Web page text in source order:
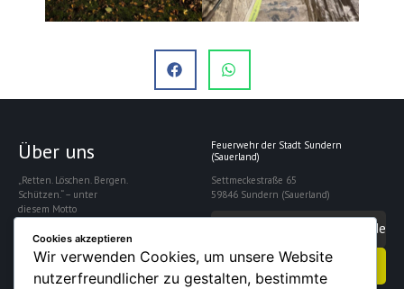
Über uns
„Retten. Löschen. Bergen.
Schützen.“ – unter
diesem Motto
Freiwillige Feuerwehr
Sundern die Sicherheit
der rund 28.000
Einwohner der Stadt.
Feuerwehr der Stadt Sundern
(Sauerland)
Settmeckestraße 65
59846 Sundern (Sauerland)
info@feuerwehrsundern.de
Kontakt aufnehmen
Cookies akzeptieren
Wir verwenden Cookies, um unsere Website
nutzerfreundlicher zu gestalten, bestimmte